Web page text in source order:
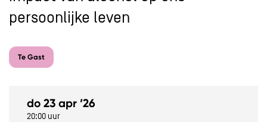
persoonlijke leven
Te Gast
do 23 apr ’26
20:00 uur